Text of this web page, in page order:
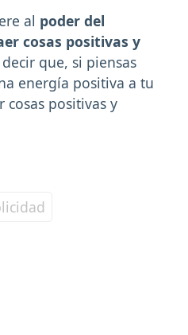
al poder del
cosas positivas y
decir que, si piensas
energía positiva a tu
cosas positivas y